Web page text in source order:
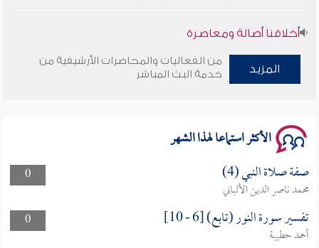
أخلاقنا أصالة ومعاصرة
وأمنهم من خوف 9
المزيد
من الفعاليات والمحاضرات الأرشيفية من
خدمة البث المباشر
الأكثر استماعا لهذا الشهر
0 صفة صلاة النبي (4)
محمد ناصر الدين الألباني
0
تفسير سورة النور (تابع) [6 - 10]
أحمد حطيبة